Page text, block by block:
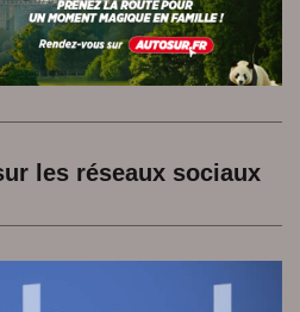
les réseaux sociaux